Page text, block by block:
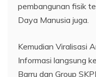
pembangunan fisik
Daya Manusia juga.
Kemudian Viralisasi
Informasi langsung
Barru dan Group